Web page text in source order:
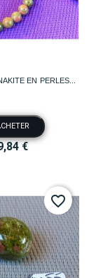
EN PERLES...
€
favorite_border